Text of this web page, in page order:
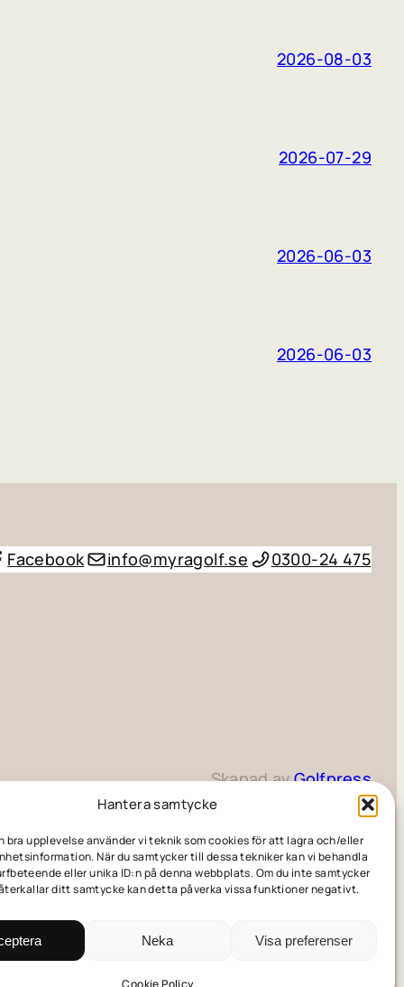
Hantera samtycke
bra upplevelse använder vi teknik som cookies för att lagra och/eller
När du samtycker till dessa tekniker kan vi behandla
eller unika ID:n på denna webbplats. Om du inte samtycker
ditt samtycke kan detta påverka vissa funktioner negativt.
Neka Visa preferenser
Cookie Policy
2026-08-03
2026-07-29
2026-06-03
2026-06-03
Facebook info@myragolf.se 0300-24 475
Skapad avGolfpress